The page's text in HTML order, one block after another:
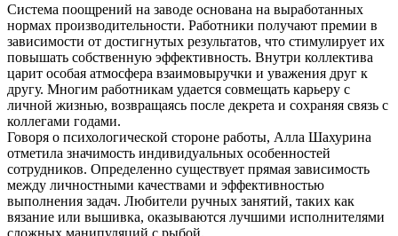
Система поощрений на заводе основана на выработанных
нормах производительности. Работники получают премии в
зависимости от достигнутых результатов, что стимулирует их
повышать собственную эффективность. Внутри коллектива
царит особая атмосфера взаимовыручки и уважения друг к
другу. Многим работникам удается совмещать карьеру с
личной жизнью, возвращаясь после декрета и сохраняя связь с
коллегами годами.
Говоря о психологической стороне работы, Алла Шахурина
отметила значимость индивидуальных особенностей
сотрудников. Определенно существует прямая зависимость
между личностными качествами и эффективностью
выполнения задач. Любители ручных занятий, таких как
вязание или вышивка, оказываются лучшими исполнителями
сложных манипуляций с рыбой.